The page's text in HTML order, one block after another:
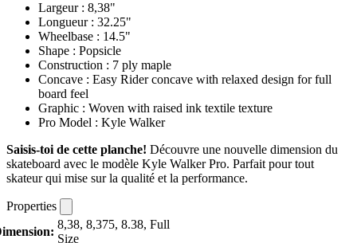
Largeur : 8,38"
Longueur : 32.25"
Wheelbase : 14.5"
Shape : Popsicle
Construction : 7 ply maple
Concave : Easy Rider concave with relaxed design for full
board feel
Graphic : Woven with raised ink textile texture
Pro Model : Kyle Walker
Saisis-toi de cette planche! Découvre une nouvelle dimension du
skateboard avec le modèle Kyle Walker Pro. Parfait pour tout
skateur qui mise sur la qualité et la performance.
Properties
8,38, 8,375, 8.38, Full
Size